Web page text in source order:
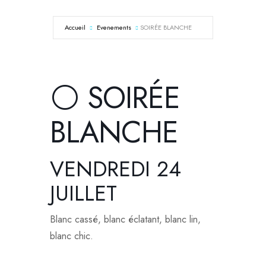
Accueil Evenements SOIRÉE BLANCHE
⚪ SOIRÉE
BLANCHE
VENDREDI 24
JUILLET
Blanc cassé, blanc éclatant, blanc lin,
blanc chic.